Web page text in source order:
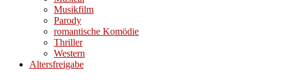
Musikfilm
Parody
romantische Komödie
Thriller
Western
Altersfreigabe